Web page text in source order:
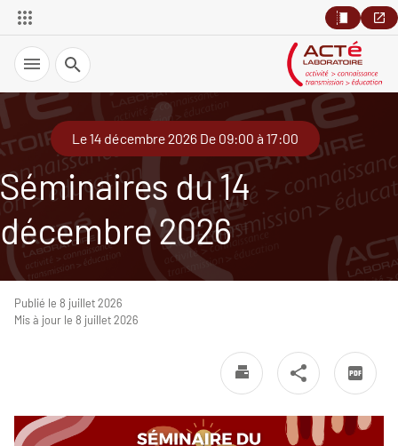
Recherche
Le 14 décembre 2026 De 09:00 à 17:00
Séminaires du 14
décembre 2026
Publié le 8 juillet 2026
Mis à jour le 8 juillet 2026